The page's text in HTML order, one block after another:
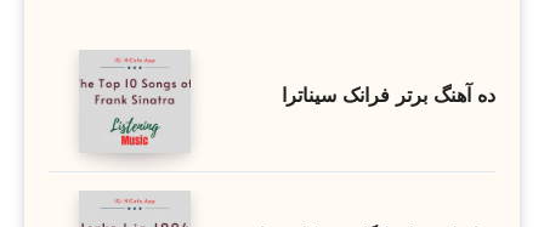
ده آهنگ برتر فرانک سیناترا